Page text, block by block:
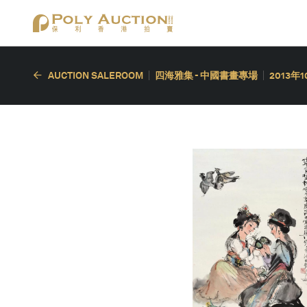
AUCTION SALEROOM 四海雅集 - 中國書畫專場 2013年